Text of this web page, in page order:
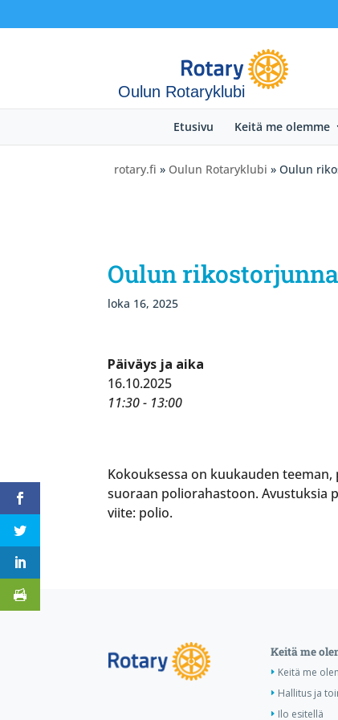
Oulun Rotaryklubi
Etusivu Keitä me olemme
rotary.fi » Oulun Rotaryklubi » Oulun
Oulun
loka 16, 2025
Päiväys ja aika
16.10.2025
11:30 - 13:00
Kokouksessa on kuukauden
suoraan poliorahastoon. Avustuksia
viite: polio.
Keitä me
Keitä me
Hallitus ja
Ilo esitellä